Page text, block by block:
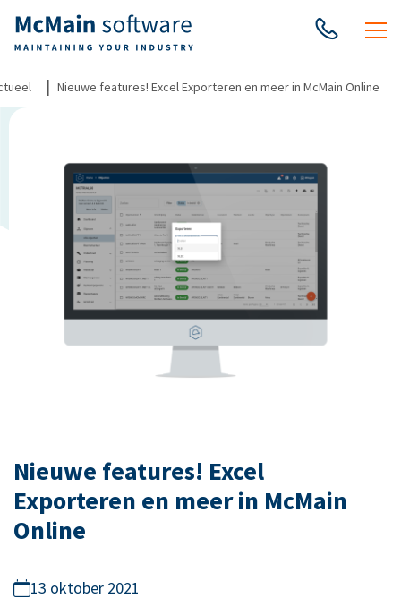
| Nieuwe features! Excel Exporteren en meer in McMain Online
Nieuwe features! Excel
Exporteren en meer in McMain
Online
13 oktober 2021